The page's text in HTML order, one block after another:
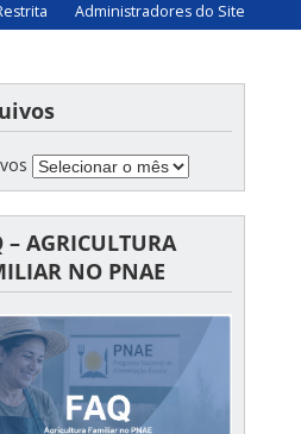
Administradores do Site
– AGRICULTURA
NO PNAE